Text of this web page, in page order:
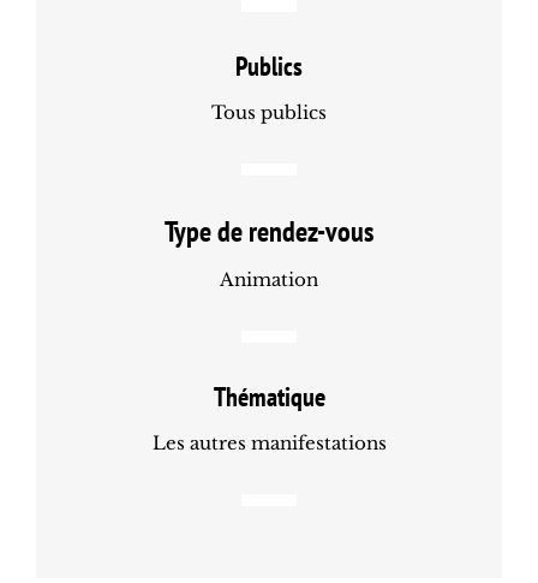
Publics
Tous publics
Type de rendez-vous
Animation
Thématique
Les autres manifestations